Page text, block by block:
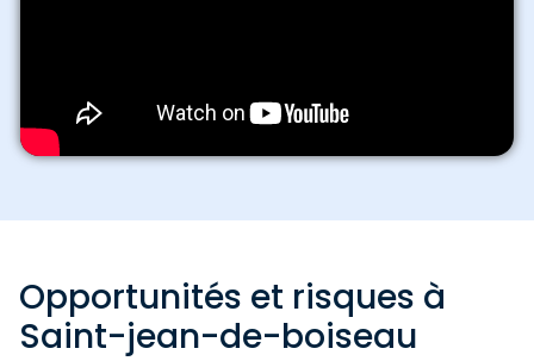
Opportunités et risques à
Saint-jean-de-boiseau